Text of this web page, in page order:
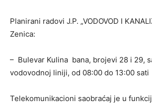
Planirani radovi J.P. „VODOVOD I
Zenica:
– Bulevar Kulina bana, brojevi 28 i 29,
vodovodnoj liniji, od 08:00 do 13:00 sati
Telekomunikacioni saobraćaj je u